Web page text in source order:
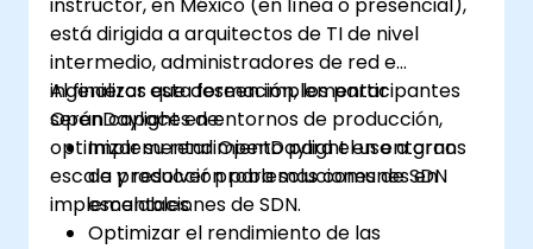
instructor, en México (en línea o presencial),
está dirigida a arquitectos de TI de nivel
intermedio, administradores de red e
ingenieros que deseen implementar
OpenDaylight en entornos de producción,
optimizar su rendimiento para el uso a gran
escala y resolver problemas comunes en
implementaciones de SDN.
Al finalizar esta formación, los participantes
serán capaces de:
Implementar OpenDaylight en entornos
de producción para soluciones de SDN
escalables.
Optimizar el rendimiento de las